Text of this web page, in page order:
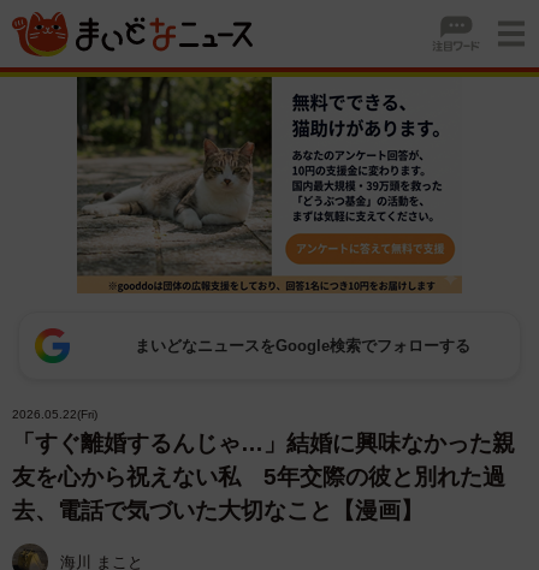
まいどなニュースをGoogle検索でフォローする
2026.05.22(Fri)
「すぐ離婚するんじゃ…」結婚に興味なかった親
友を心から祝えない私 5年交際の彼と別れた過
去、電話で気づいた大切なこと【漫画】
海川 まこと